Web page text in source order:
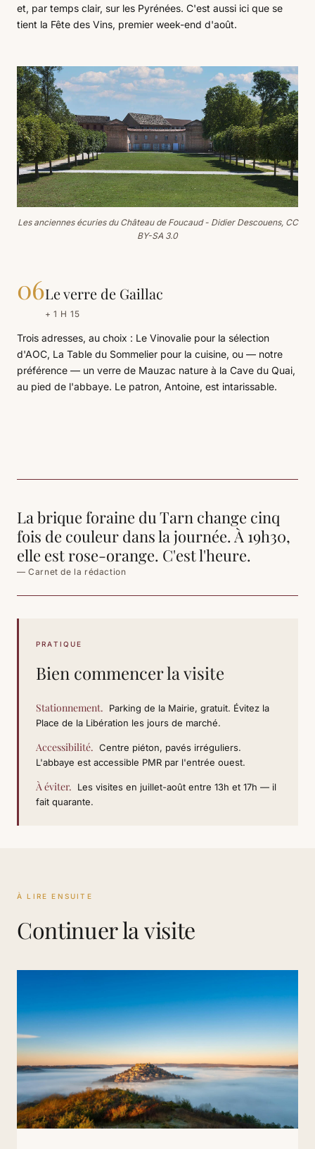
et, par temps clair, sur les Pyrénées. C'est aussi ici que se
tient la Fête des Vins, premier week-end d'août.
Les anciennes écuries du Château de Foucaud - Didier Descouens, CC
BY-SA 3.0
06Le verre de Gaillac
+ 1 H 15
Trois adresses, au choix : Le Vinovalie pour la sélection
d'AOC, La Table du Sommelier pour la cuisine, ou — notre
préférence — un verre de Mauzac nature à la Cave du Quai,
au pied de l'abbaye. Le patron, Antoine, est intarissable.
La brique foraine du Tarn change cinq
fois de couleur dans la journée. À 19h30,
elle est rose-orange. C'est l'heure.
— Carnet de la rédaction
PRATIQUE
Bien commencer la visite
Stationnement.
Parking de la Mairie, gratuit. Évitez la
Place de la Libération les jours de marché.
Accessibilité. Centre piéton, pavés irréguliers.
L'abbaye est accessible PMR par l'entrée ouest.
À éviter.
Les visites en juillet-août entre 13h et 17h — il
fait quarante.
À LIRE ENSUITE
Continuer la visite